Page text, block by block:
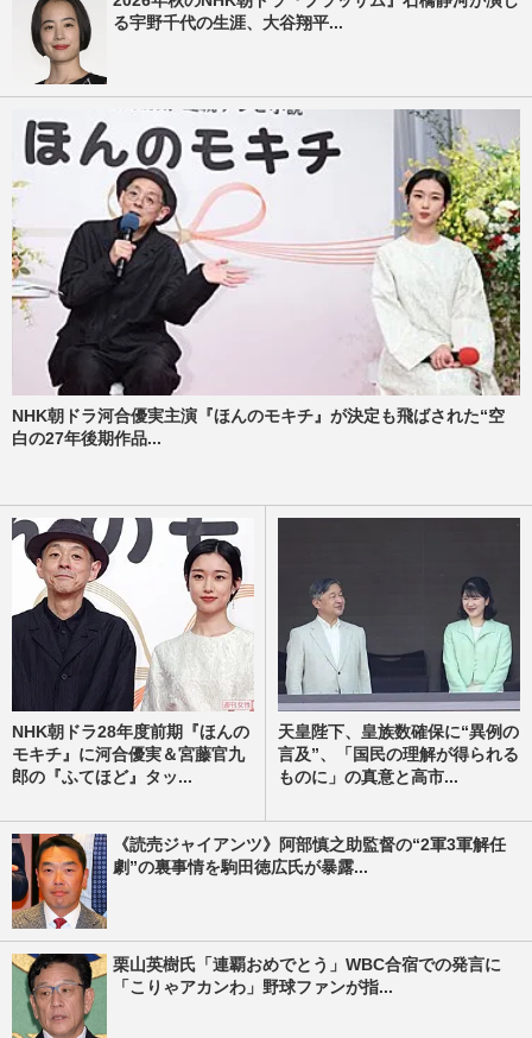
る宇野千代の生涯、大谷翔平...
NHK朝ドラ河合優実主演『ほんのモキチ』が決定も飛ばされた“空
白の27年後期作品...
NHK朝ドラ28年度前期『ほんの
モキチ』に河合優実＆宮藤官九
郎の『ふてほど』タッ...
天皇陛下、皇族数確保に“異例の
言及”、「国民の理解が得られる
ものに」の真意と高市...
《読売ジャイアンツ》阿部慎之助監督の“2軍3軍解任
劇”の裏事情を駒田徳広氏が暴露...
栗山英樹氏「連覇おめでとう」WBC合宿での発言に
「こりゃアカンわ」野球ファンが指...